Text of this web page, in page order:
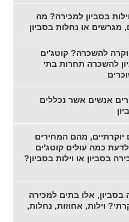
בסביון למכירה? מה
מגרשים או נחלות בסביון
להשכרה? קוטג'ים
להשכרה תחרות בתי
אנשים אשר נכללים
יוקרתיים, מהם המחירים
כמה עולים קוטג'ים
בסביון או וילות בסביון?
בסביון, אלו בתים למכירה
וילות, אחוזות, נחלות,